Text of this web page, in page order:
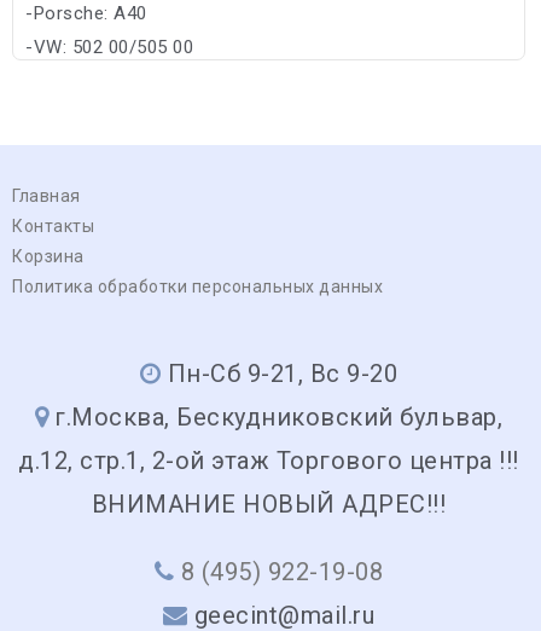
-Porsche: A40
-VW: 502 00/505 00
Главная
Контакты
Корзина
Политика обработки персональных данных
Пн-Сб 9-21, Вс 9-20
г.Москва, Бескудниковский бульвар,
д.12, стр.1, 2-ой этаж Торгового центра !!!
ВНИМАНИЕ НОВЫЙ АДРЕС!!!
8 (495) 922-19-08
geecint@mail.ru